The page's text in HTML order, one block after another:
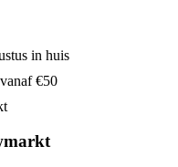
in huis
€50